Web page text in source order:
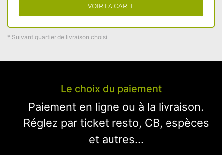
VOIR LA CARTE
* Suivant quartier de livraison choisi
Le choix du paiement
Paiement en ligne ou à la livraison.
Réglez par ticket resto, CB, espèces
et autres...